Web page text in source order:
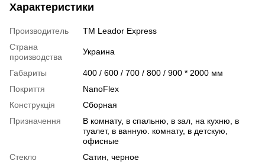
Характеристики
Производитель
TM Leador Express
Страна
производства
Украина
Габариты
400 / 600 / 700 / 800 / 900 * 2000 мм
Покриття
NanoFlex
Конструкція
Сборная
Призначення
В комнату, в спальню, в зал, на кухню, в
туалет, в ванную. комнату, в детскую,
офисные
Стекло
Сатин, черное